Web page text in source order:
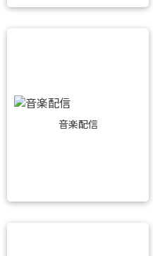
音楽配信